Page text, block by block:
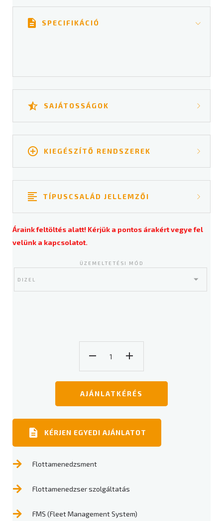
SPECIFIKÁCIÓ
SAJÁTOSSÁGOK
KIEGÉSZÍTŐ RENDSZEREK
Tűzoltórendszerekről bővebben ➔
TÍPUSCSALÁD JELLEMZŐI
Teherbírás: 35.000 - 80.000 kg
Emelési magasság:
Áraink feltöltés alatt! Kérjük a pontos árakért vegye fel
velünk a kapcsolatot.
ÜZEMELTETÉSI MÓD
AJÁNLATKÉRÉS
KÉRJEN EGYEDI AJÁNLATOT
Flottamenedzsment
Flottamenedzser szolgáltatás
FMS (Fleet Management System)